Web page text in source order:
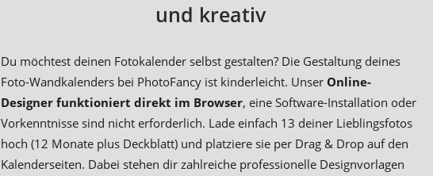
und kreativ
Du möchtest deinen Fotokalender selbst gestalten? Die Gestaltung deines
Foto-Wandkalenders bei PhotoFancy ist kinderleicht. Unser Online-
Designer funktioniert direkt im Browser, eine Software-Installation oder
Vorkenntnisse sind nicht erforderlich. Lade einfach 13 deiner Lieblingsfotos
hoch (12 Monate plus Deckblatt) und platziere sie per Drag & Drop auf den
Kalenderseiten. Dabei stehen dir zahlreiche professionelle Designvorlagen